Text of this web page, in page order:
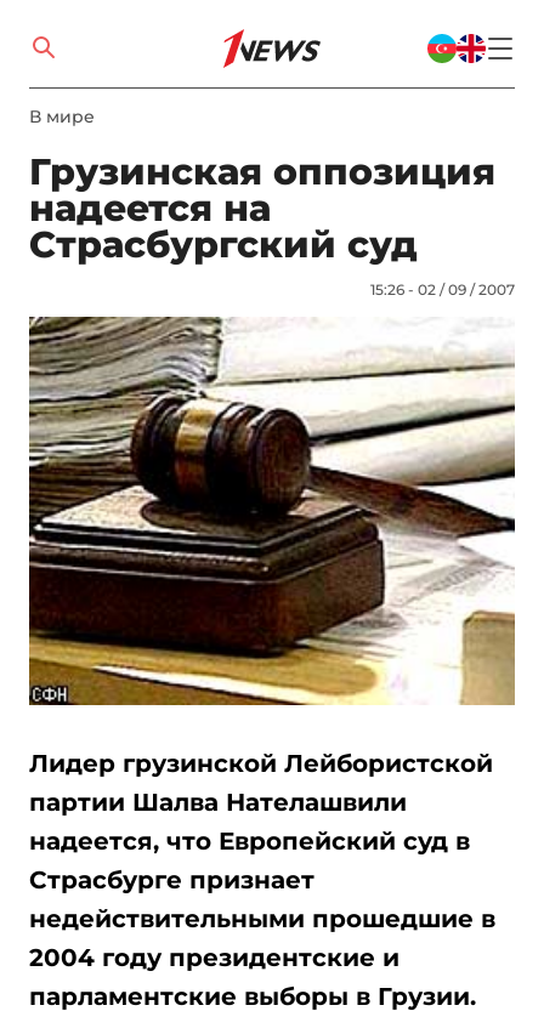
В мире
Грузинская оппозиция
надеется на
Страсбургский суд
15:26 - 02 / 09 / 2007
Лидер грузинской Лейбористской
партии Шалва Нателашвили
надеется, что Европейский суд в
Страсбурге признает
недействительными прошедшие в
2004 году президентские и
парламентские выборы в Грузии.